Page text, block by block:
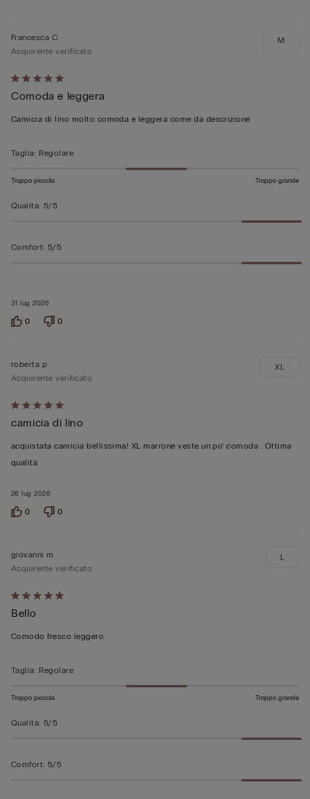
Valutato
5
su
31 lug 2026
Francesca C
Acquirente verificato
Comoda e leggera
Camicia di lino molto comoda e leggera come da descrizione
M
Taglia: Regolare
Troppo piccola Troppo grande
Qualità: 5/5
Comfort: 5/5
0 0
Valutato
5
su
5
26 lug 2026
roberta p
Acquirente verificato
camicia di lino
acquistata camicia bellissima! XL marrone veste un po’ comoda . Ottima
qualità
XL
0 0
Valutato
5
su
giovanni m
Acquirente verificato
Bello
Comodo fresco leggero
L
Taglia: Regolare
Troppo piccola Troppo grande
Qualità: 5/5
Comfort: 5/5